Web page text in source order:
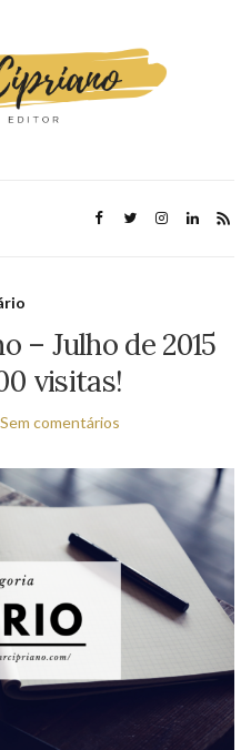
– Julho de 2015
visitas!
Sem comentários